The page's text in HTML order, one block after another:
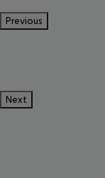
Previous
Next